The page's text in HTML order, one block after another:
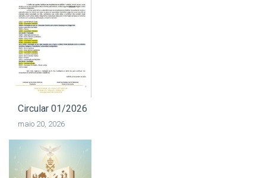
Circular 01/2026
maio 20, 2026